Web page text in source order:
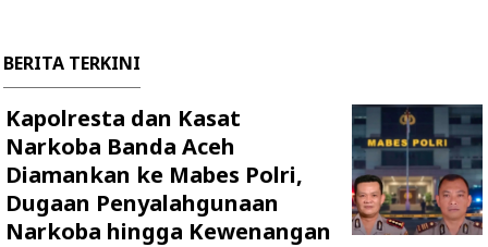
BERITA TERKINI
Kapolresta dan Kasat
Narkoba Banda Aceh
Diamankan ke Mabes Polri,
Dugaan Penyalahgunaan
Narkoba hingga Kewenangan